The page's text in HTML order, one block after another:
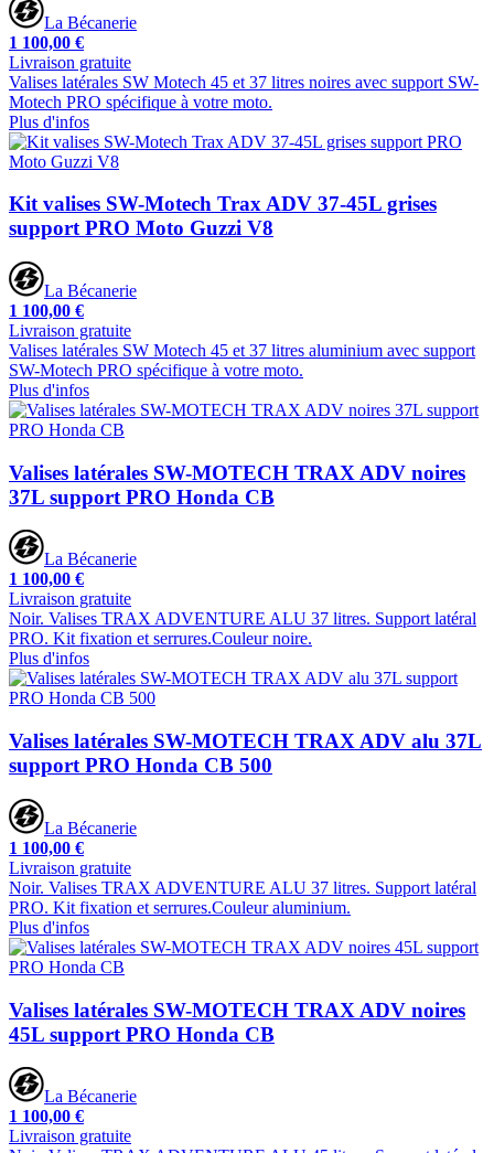
La Bécanerie
1 100,00 €
Livraison gratuite
Valises latérales SW Motech 45 et 37 litres noires avec support SW-
Motech PRO spécifique à votre moto.
Plus d'infos
Kit valises SW-Motech Trax ADV 37-45L grises
support PRO Moto Guzzi V8
La Bécanerie
1 100,00 €
Livraison gratuite
Valises latérales SW Motech 45 et 37 litres aluminium avec support
SW-Motech PRO spécifique à votre moto.
Plus d'infos
Valises latérales SW-MOTECH TRAX ADV noires
37L support PRO Honda CB
La Bécanerie
1 100,00 €
Livraison gratuite
Noir. Valises TRAX ADVENTURE ALU 37 litres. Support latéral
PRO. Kit fixation et serrures.Couleur noire.
Plus d'infos
Valises latérales SW-MOTECH TRAX ADV alu 37L
support PRO Honda CB 500
La Bécanerie
1 100,00 €
Livraison gratuite
Noir. Valises TRAX ADVENTURE ALU 37 litres. Support latéral
PRO. Kit fixation et serrures.Couleur aluminium.
Plus d'infos
Valises latérales SW-MOTECH TRAX ADV noires
45L support PRO Honda CB
La Bécanerie
1 100,00 €
Livraison gratuite